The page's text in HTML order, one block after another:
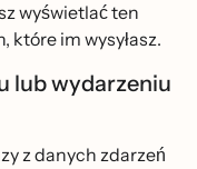
wyświetlać ten
które im wysyłasz.
lub wydarzeniu
z danych zdarzeń